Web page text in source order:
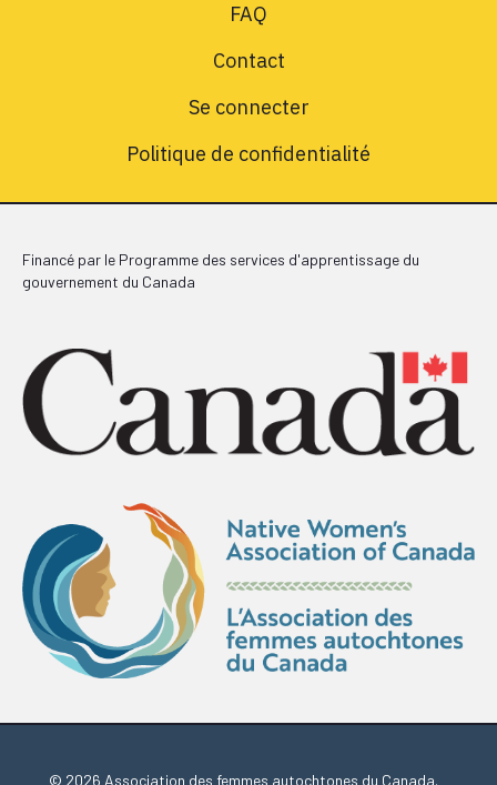
FAQ
Contact
Se connecter
Politique de confidentialité
Financé par le Programme des services d'apprentissage du
gouvernement du Canada
© 2026 Association des femmes autochtones du Canada.